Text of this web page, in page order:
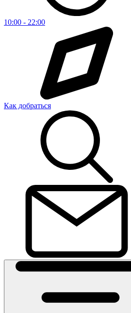
10:00 - 22:00
Как добраться